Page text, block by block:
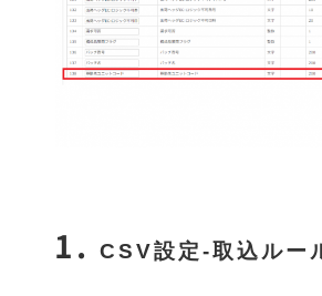
CSV設定-取込ルー